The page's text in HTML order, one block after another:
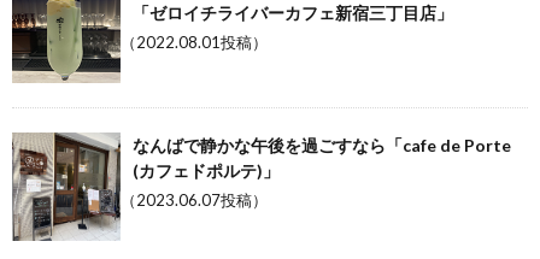
「ゼロイチライバーカフェ新宿三丁目店」
（2022.08.01投稿）
なんばで静かな午後を過ごすなら「cafe de Porte
(カフェドポルテ)」
（2023.06.07投稿）